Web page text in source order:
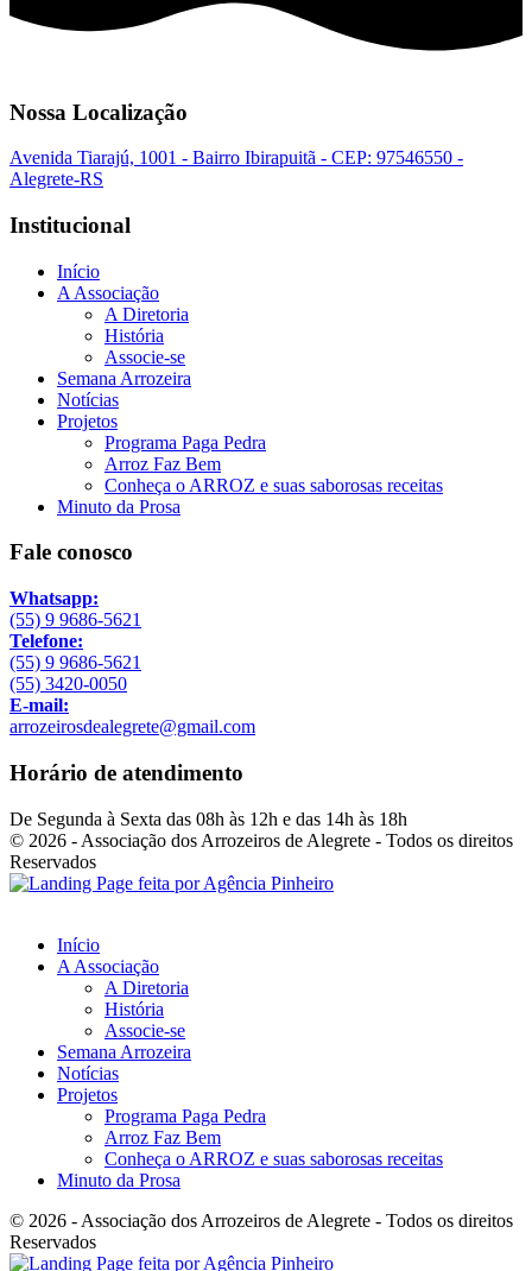
Nossa Localização
Avenida Tiarajú, 1001 - Bairro Ibirapuitã - CEP: 97546550 -
Alegrete-RS
Institucional
Início
A Associação
A Diretoria
História
Associe-se
Semana Arrozeira
Notícias
Projetos
Programa Paga Pedra
Arroz Faz Bem
Conheça o ARROZ e suas saborosas receitas
Minuto da Prosa
Fale conosco
Whatsapp:
(55) 9 9686-5621
Telefone:
(55) 9 9686-5621
(55) 3420-0050
E-mail:
arrozeirosdealegrete@gmail.com
Horário de atendimento
De Segunda à Sexta das 08h às 12h e das 14h às 18h
© 2026 - Associação dos Arrozeiros de Alegrete - Todos os direitos
Reservados
Início
A Associação
A Diretoria
História
Associe-se
Semana Arrozeira
Notícias
Projetos
Programa Paga Pedra
Arroz Faz Bem
Conheça o ARROZ e suas saborosas receitas
Minuto da Prosa
© 2026 - Associação dos Arrozeiros de Alegrete - Todos os direitos
Reservados